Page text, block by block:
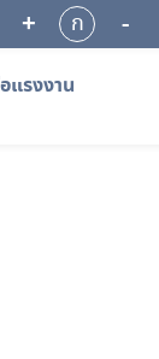
+ ก -
รงงาน